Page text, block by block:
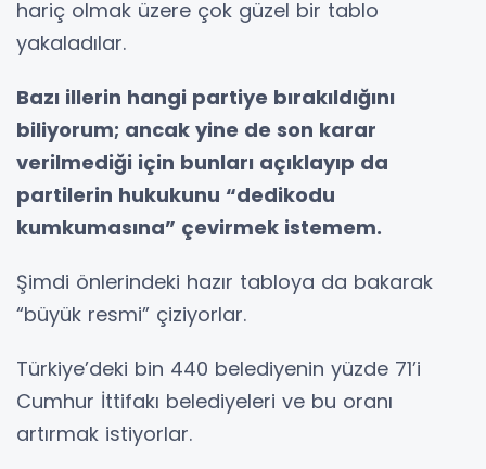
hariç olmak üzere çok güzel bir tablo
yakaladılar.
Bazı illerin hangi partiye bırakıldığını
biliyorum; ancak yine de son karar
verilmediği için bunları açıklayıp da
partilerin hukukunu “dedikodu
kumkumasına” çevirmek istemem.
Şimdi önlerindeki hazır tabloya da bakarak
“büyük resmi” çiziyorlar.
Türkiye’deki bin 440 belediyenin yüzde 71’i
Cumhur İttifakı belediyeleri ve bu oranı
artırmak istiyorlar.